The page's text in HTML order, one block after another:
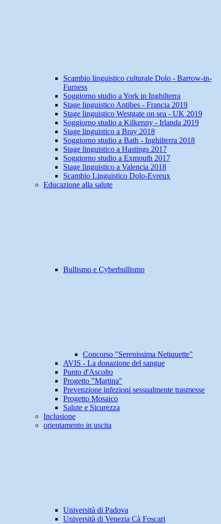
Scambio linguistico culturale Dolo - Barrow-in-
Furness
Soggiorno studio a York in Inghilterra
Stage linguistico Antibes - Francia 2019
Stage linguistico Westgate on sea - UK 2019
Soggiorno studio a Kilkenny - Irlanda 2019
Stage linguistico a Bray 2018
Soggiorno studio a Bath - Inghilterra 2018
Stage linguistico a Hastings 2017
Soggiorno studio a Exmouth 2017
Stage linguistico a Valencia 2018
Scambio Linguistico Dolo-Evreux
Educazione alla salute
Bullismo e Cyberbullismo
Concorso "Serenissima Netiquette"
AVIS - La donazione del sangue
Punto d'Ascolto
Progetto "Martina"
Prevenzione infezioni sessualmente trasmesse
Progetto Mosaico
Salute e Sicurezza
Inclusione
orientamento in uscita
Università di Padova
Università di Venezia Cà Foscari